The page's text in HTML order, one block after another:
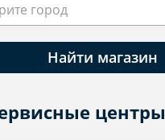
город
Найти магазин
центры